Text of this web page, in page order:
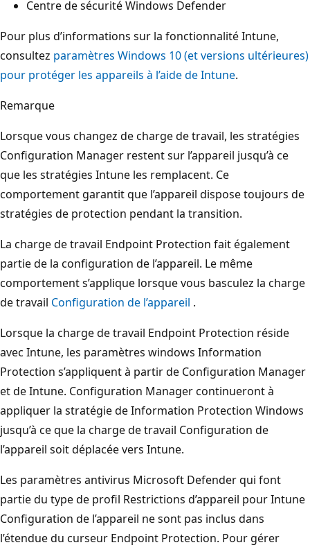
Centre de sécurité Windows Defender
Pour plus d’informations sur la fonctionnalité Intune,
consultez paramètres Windows 10 (et versions ultérieures)
pour protéger les appareils à l’aide de Intune.
Remarque
Lorsque vous changez de charge de travail, les stratégies
Configuration Manager restent sur l’appareil jusqu’à ce
que les stratégies Intune les remplacent. Ce
comportement garantit que l’appareil dispose toujours de
stratégies de protection pendant la transition.
La charge de travail Endpoint Protection fait également
partie de la configuration de l’appareil. Le même
comportement s’applique lorsque vous basculez la charge
de travail Configuration de l’appareil .
Lorsque la charge de travail Endpoint Protection réside
avec Intune, les paramètres windows Information
Protection s’appliquent à partir de Configuration Manager
et de Intune. Configuration Manager continueront à
appliquer la stratégie de Information Protection Windows
jusqu’à ce que la charge de travail Configuration de
l’appareil soit déplacée vers Intune.
Les paramètres antivirus Microsoft Defender qui font
partie du type de profil Restrictions d’appareil pour Intune
Configuration de l’appareil ne sont pas inclus dans
l’étendue du curseur Endpoint Protection. Pour gérer